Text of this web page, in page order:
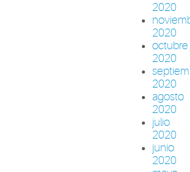
2020
2020
octubre
2020
2020
agosto
2020
julio
2020
junio
2020